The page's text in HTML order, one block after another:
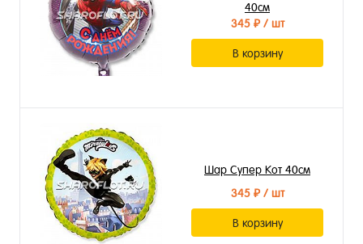
40см
345 ₽/ шт
В корзину
Шар Супер Кот 40см
345 ₽/ шт
В корзину